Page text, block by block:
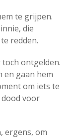
te grijpen.
die
redden.
ontgelden.
en gaan hem
om iets te
voor
ergens, om